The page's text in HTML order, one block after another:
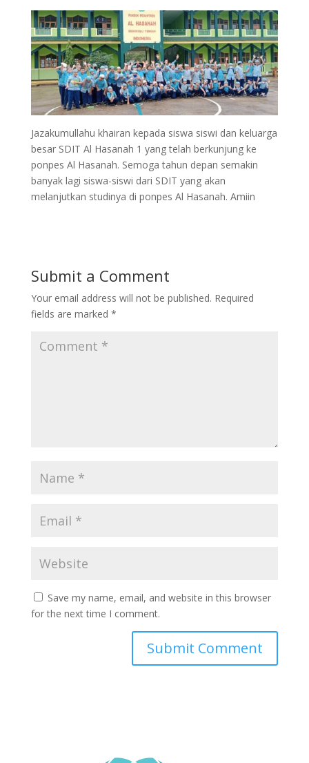
Jazakumullahu khairan kepada siswa siswi dan keluarga
besar SDIT Al Hasanah 1 yang telah berkunjung ke
ponpes Al Hasanah. Semoga tahun depan semakin
banyak lagi siswa-siswi dari SDIT yang akan
melanjutkan studinya di ponpes Al Hasanah. Amiin
Submit a Comment
Your email address will not be published. Required
fields are marked *
Save my name, email, and website in this browser
for the next time I comment.